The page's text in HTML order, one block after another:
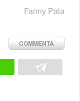
Fanny Pala
COMMENTA